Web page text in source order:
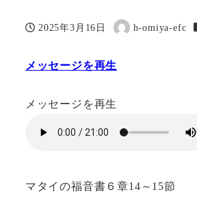
投稿日
2025年3月16日
著
h-omiya-efc
メッセージを再生
メッセージを再生
マタイの福音書６章14～15節